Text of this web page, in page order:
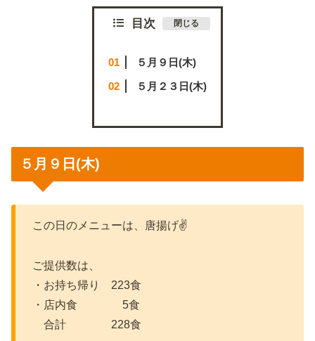
目次
５月９日(木)
５月２３日(木)
５月９日(木)
この日のメニューは、唐揚げ✌️
ご提供数は、
・お持ち帰り 223食
・店内食 5食
合計 228食